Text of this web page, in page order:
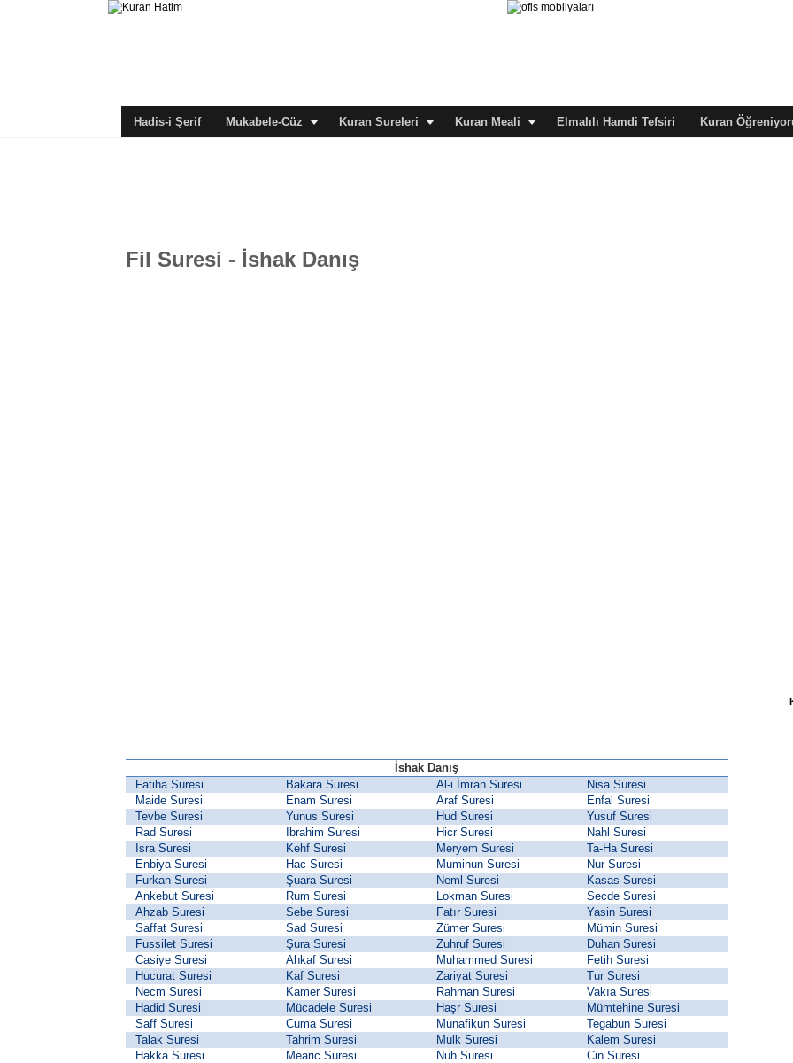
Hadis-i Şerif Mukabele-Cüz Kuran Sureleri Kuran Meali Elmalılı Hamdi Tefsiri Kuran
Fil Suresi - İshak Danış
İshak Danış
Fatiha Suresi
Bakara Suresi Al-i İmran Suresi
Nisa Suresi
Maide Suresi
Enam Suresi Araf Suresi
Enfal Suresi
Tevbe Suresi
Yunus Suresi Hud Suresi
Yusuf Suresi
Rad Suresi
İbrahim Suresi Hicr Suresi
Nahl Suresi
İsra Suresi
Kehf Suresi Meryem Suresi
Ta-Ha Suresi
Enbiya Suresi
Hac Suresi Muminun Suresi
Nur Suresi
Furkan Suresi
Şuara Suresi Neml Suresi
Kasas Suresi
Ankebut Suresi
Rum Suresi Lokman Suresi
Secde Suresi
Ahzab Suresi
Sebe Suresi Fatır Suresi
Yasin Suresi
Saffat Suresi
Sad Suresi Zümer Suresi
Mümin Suresi
Fussilet Suresi
Şura Suresi Zuhruf Suresi
Duhan Suresi
Casiye Suresi
Ahkaf Suresi Muhammed Suresi
Fetih Suresi
Hucurat Suresi
Kaf Suresi Zariyat Suresi
Tur Suresi
Necm Suresi
Kamer Suresi Rahman Suresi
Vakıa Suresi
Hadid Suresi
Mücadele Suresi Haşr Suresi
Mümtehine Suresi
Saff Suresi
Cuma Suresi Münafikun Suresi
Tegabun Suresi
Talak Suresi
Tahrim Suresi Mülk Suresi
Kalem Suresi
Hakka Suresi
Mearic Suresi Nuh Suresi
Cin Suresi